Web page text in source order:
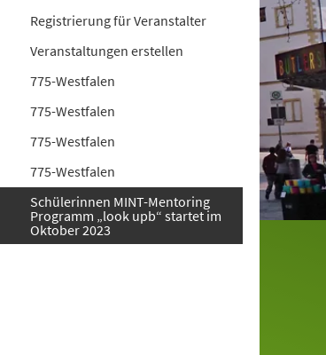
Registrierung für Veranstalter
Veranstaltungen erstellen
775-Westfalen
775-Westfalen
775-Westfalen
775-Westfalen
Schülerinnen MINT-Mentoring
Programm „look upb“ startet im
Oktober 2023